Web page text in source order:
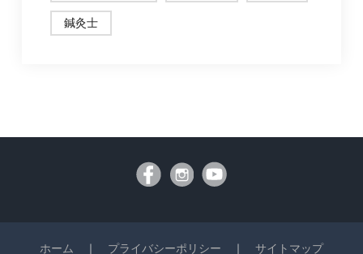
鍼灸士
ホーム ｜ プライバシーポリシー ｜ サイトマップ